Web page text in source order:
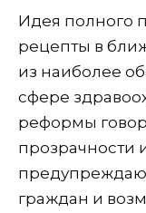
Идея полного
рецепты в
из наиболее
сфере
реформы
прозрачности
граждан и